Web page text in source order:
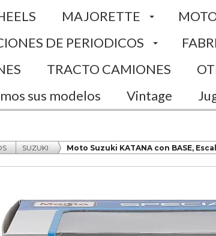
MAJORETTE
DE PERIODICOS
TRACTO CAMIONES
sus modelos
Vintage
SUZUKI Moto Suzuki KATANA con BASE,